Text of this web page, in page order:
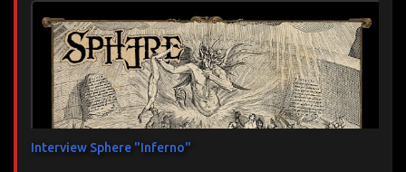
Interview Sphere "Inferno"